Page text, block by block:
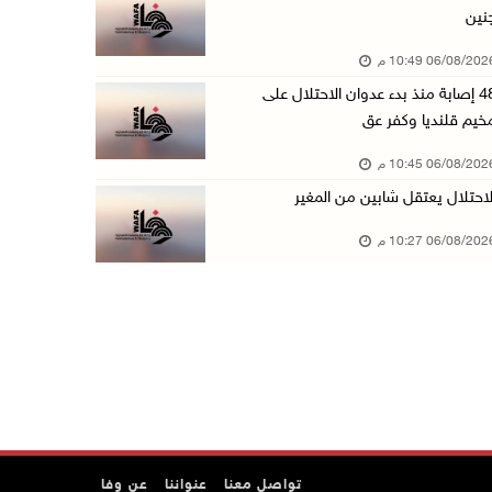
الاحتلال يخطر بإزالة أشجار زيتون والاستيلاء ع ...
رابطة العالم الإسلامي تدين تواصل انتهاكات الا ...
الاحتلال يدمّر بيت الزوجية قبل ساعات من الزفا ...
08/2026 10:49 م
48 إصابة منذ بدء عدوان الاحتلال على
قلنديا وكفر عق
08/2026 10:45 م
يعتقل شابين من المغير
08/2026 10:27 م
تواصل معنا عنواننا عن وفا